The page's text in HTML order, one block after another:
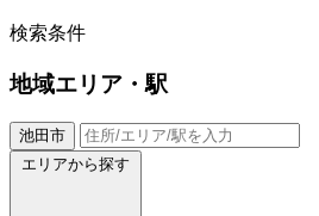
検索条件
地域エリア・駅
池田市
エリアから探す